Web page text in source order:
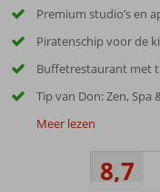
Premium studio’s en
Piratenschip voor de
Buffetrestaurant met
Tip van Don: Zen, Spa
Meer lezen
8,7